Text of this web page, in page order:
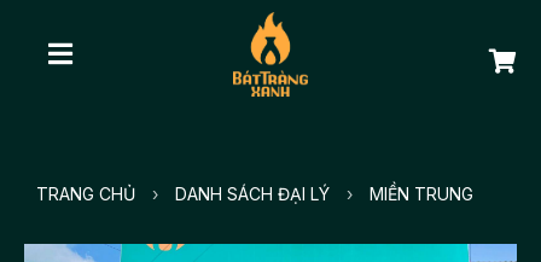
TRANG CHỦ › DANH SÁCH ĐẠI LÝ › MIỀN TRUNG